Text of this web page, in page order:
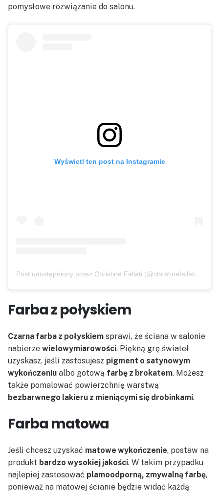
pomysłowe rozwiązanie do salonu.
Wyświetl ten post na Instagramie
Post udostępniony przez Christine Fallati (@christinefallatisellssaratoga)
Farba z połyskiem
Czarna farba z połyskiem sprawi, że ściana w salonie
nabierze wielowymiarowości. Piękną grę świateł
uzyskasz, jeśli zastosujesz pigment o satynowym
wykończeniu albo gotową farbę z brokatem. Możesz
także pomalować powierzchnię warstwą
bezbarwnego lakieru z mieniącymi się drobinkami.
Farba matowa
Jeśli chcesz uzyskać matowe wykończenie, postaw na
produkt bardzo wysokiej jakości. W takim przypadku
najlepiej zastosować plamoodporną, zmywalną farbę,
ponieważ na matowej ścianie będzie widać każdą